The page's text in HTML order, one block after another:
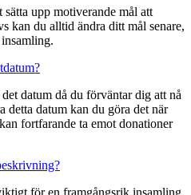
sätta upp motiverande mål att
kan du alltid ändra ditt mål senare,
datum då du förväntar dig att nå
detta datum kan du göra det när
fortfarande ta emot donationer